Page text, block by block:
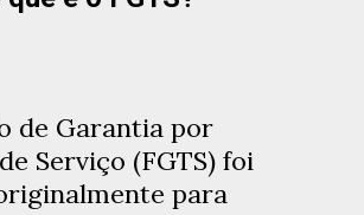
de Garantia por
Serviço (FGTS) foi
para